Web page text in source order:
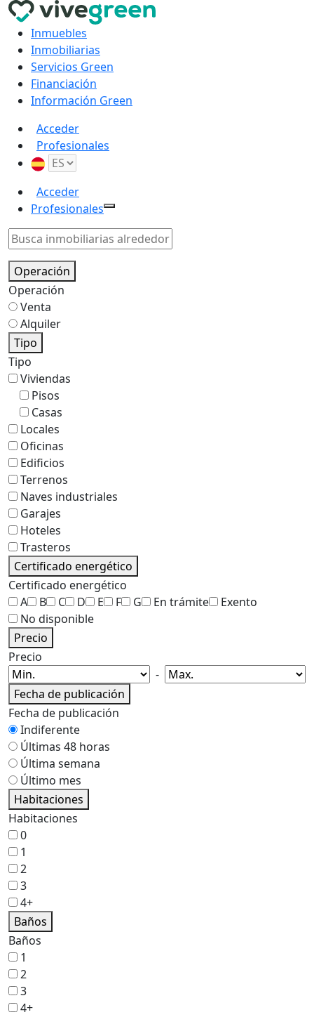
Inmuebles
Inmobiliarias
Servicios Green
Financiación
Información Green
Acceder
Profesionales
Acceder
Profesionales
Operación
Operación
Venta
Alquiler
Tipo
Tipo
Viviendas
Pisos
Casas
Locales
Oficinas
Edificios
Terrenos
Naves industriales
Garajes
Hoteles
Trasteros
Certificado energético
Certificado energético
A
B C D E F G En trámite
Exento
No disponible
Precio
Precio
-
Fecha de publicación
Fecha de publicación
Indiferente
Últimas 48 horas
Última semana
Último mes
Habitaciones
Habitaciones
0
1
2
3
4+
Baños
Baños
1
2
3
4+